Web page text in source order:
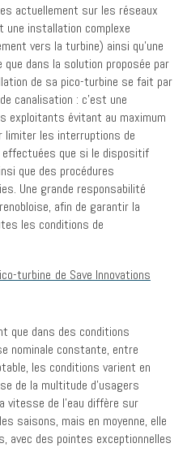
actuellement sur les réseaux
installation complexe
vers la turbine) ainsi qu’une
dans la solution proposée par
de sa pico-turbine se fait par
canalisation : c’est une
exploitants évitant au maximum
limiter les interruptions de
que si le dispositif
que des procédures
Une grande responsabilité
afin de garantir la
les conditions de
que dans des conditions
nominale constante, entre
les conditions varient en
de la multitude d’usagers
vitesse de l’eau diffère sur
saisons, mais en moyenne, elle
des pointes exceptionnelles